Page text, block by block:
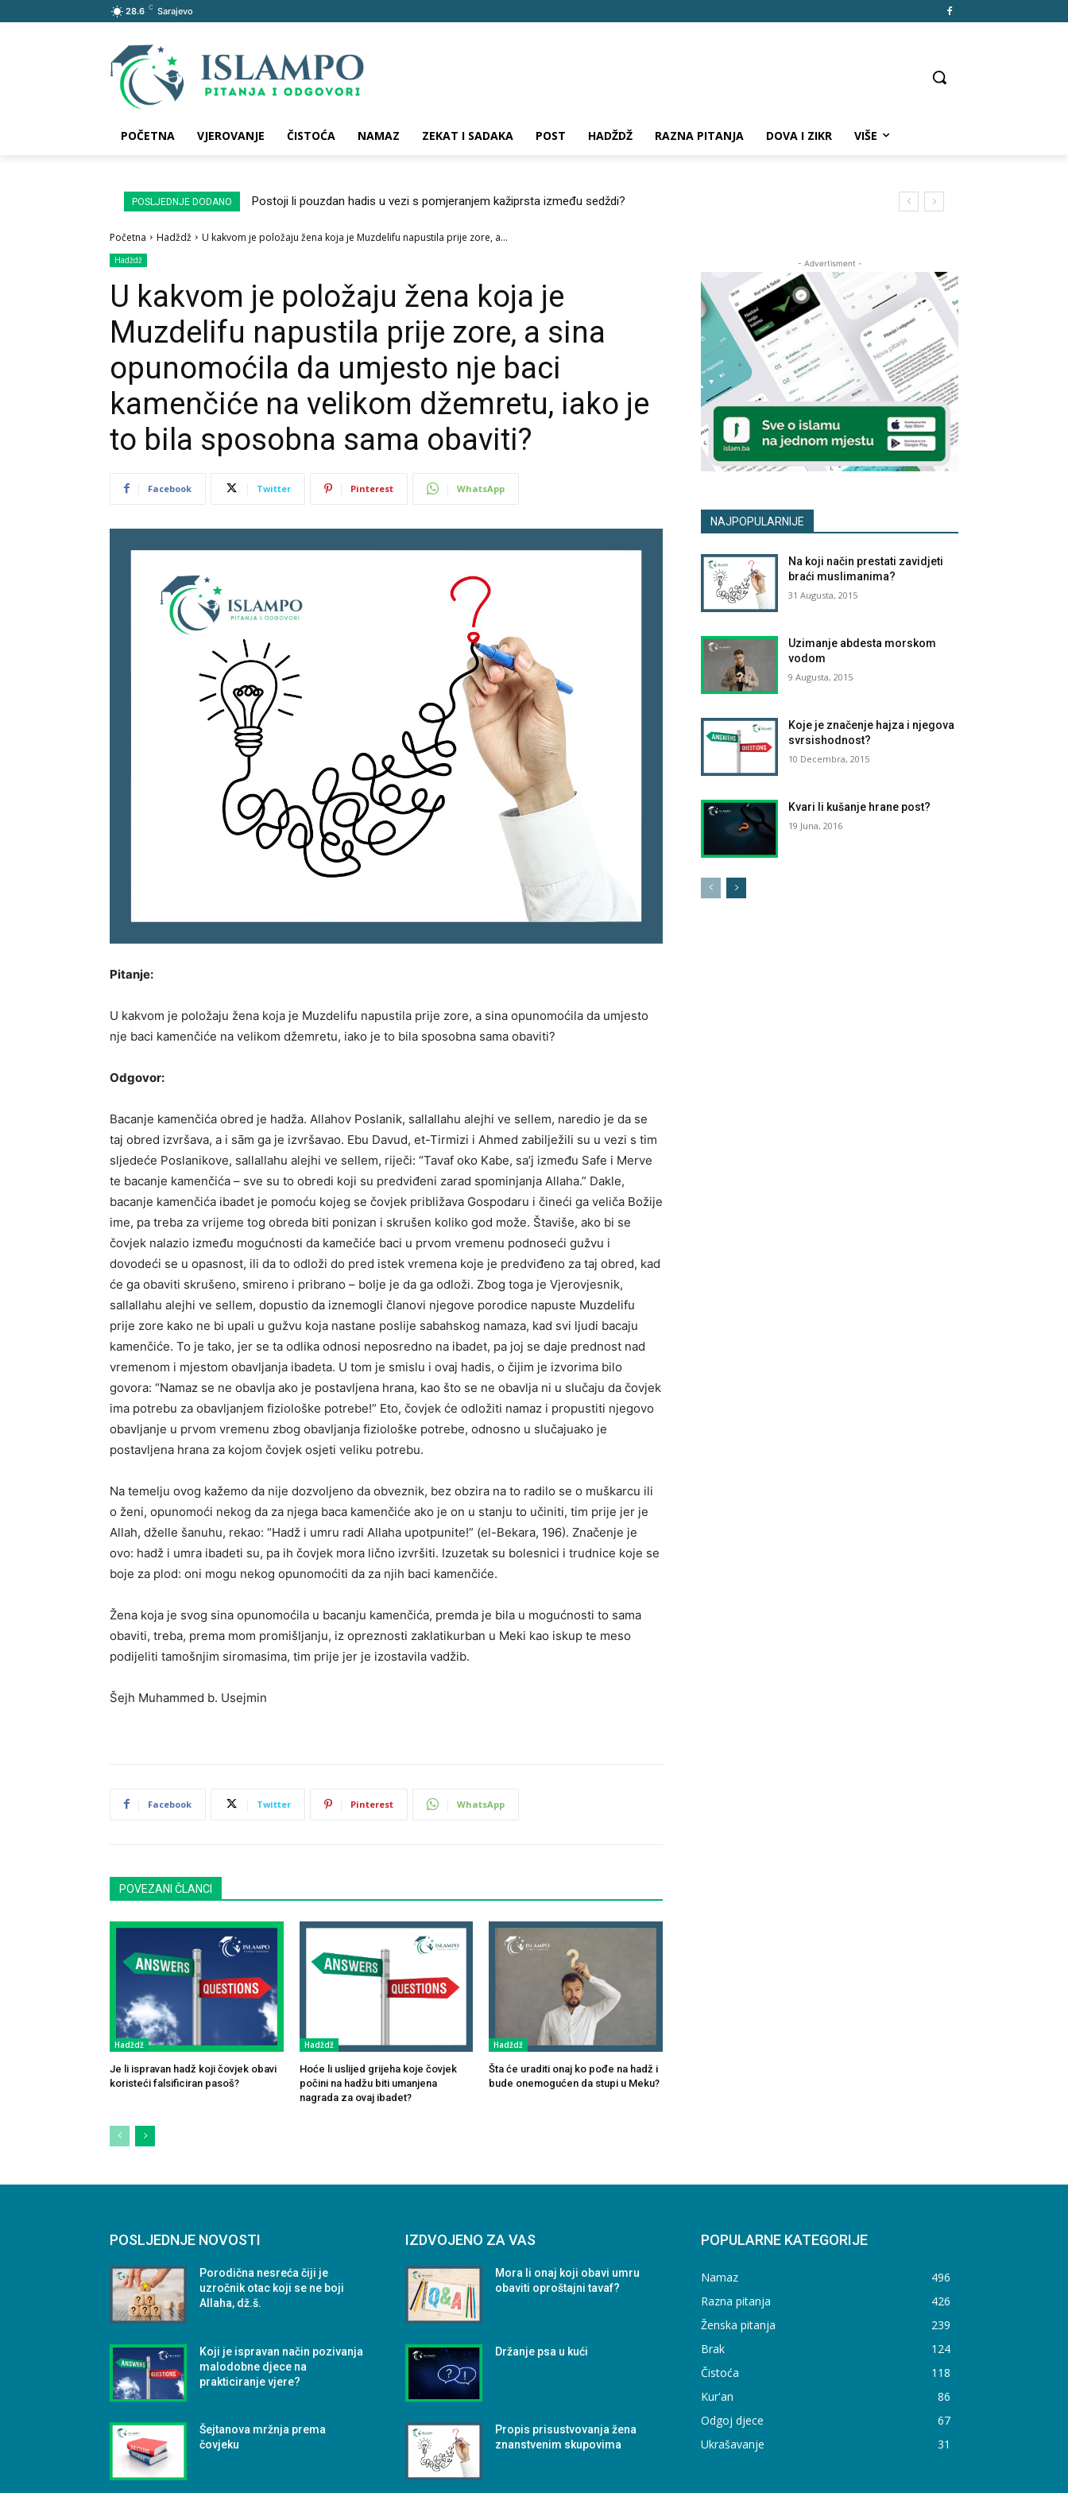
28.6 C Sarajevo
POČETNA VJEROVANJE ČISTOĆA NAMAZ ZEKAT I SADAKA POST HADŽDŽ RAZNA PITANJA DOVA I ZIKR VIŠE
POSLJEDNJE DODANO Postoji li pouzdan hadis u vezi s pomjeranjem kažiprsta između sedždi?
Početna Hadždž U kakvom je položaju žena koja je Muzdelifu napustila prije zore, a...
Hadždž
U kakvom je položaju žena koja je
Muzdelifu napustila prije zore, a sina
opunomoćila da umjesto nje baci
kamenčiće na velikom džemretu, iako je
to bila sposobna sama obaviti?
Facebook Twitter Pinterest WhatsApp
Pitanje:
U kakvom je položaju žena koja je Muzdelifu napustila prije zore, a sina opunomoćila da umjesto
nje baci kamenčiće na velikom džemretu, iako je to bila sposobna sama obaviti?
Odgovor:
Bacanje kamenčića obred je hadža. Allahov Poslanik, sallallahu alejhi ve sellem, naredio je da se
taj obred izvršava, a i sām ga je izvršavao. Ebu Davud, et-Tirmizi i Ahmed zabilježili su u vezi s tim
sljedeće Poslanikove, sallallahu alejhi ve sellem, riječi: “Tavaf oko Kabe, sa’j između Safe i Merve
te bacanje kamenčića – sve su to obredi koji su predviđeni zarad spominjanja Allaha.” Dakle,
bacanje kamenčića ibadet je pomoću kojeg se čovjek približava Gospodaru i čineći ga veliča Božije
ime, pa treba za vrijeme tog obreda biti ponizan i skrušen koliko god može. Štaviše, ako bi se
čovjek nalazio između mogućnosti da kamečiće baci u prvom vremenu podnoseći gužvu i
dovodeći se u opasnost, ili da to odloži do pred istek vremena koje je predviđeno za taj obred, kad
će ga obaviti skrušeno, smireno i pribrano – bolje je da ga odloži. Zbog toga je Vjerovjesnik,
sallallahu alejhi ve sellem, dopustio da iznemogli članovi njegove porodice napuste Muzdelifu
prije zore kako ne bi upali u gužvu koja nastane poslije sabahskog namaza, kad svi ljudi bacaju
kamenčiće. To je tako, jer se ta odlika odnosi neposredno na ibadet, pa joj se daje prednost nad
vremenom i mjestom obavljanja ibadeta. U tom je smislu i ovaj hadis, o čijim je izvorima bilo
govora: “Namaz se ne obavlja ako je postavljena hrana, kao što se ne obavlja ni u slučaju da čovjek
ima potrebu za obavljanjem fiziološke potrebe!” Eto, čovjek će odložiti namaz i propustiti njegovo
obavljanje u prvom vremenu zbog obavljanja fiziološke potrebe, odnosno u slučajuako je
postavljena hrana za kojom čovjek osjeti veliku potrebu.
Na temelju ovog kažemo da nije dozvoljeno da obveznik, bez obzira na to radilo se o muškarcu ili
o ženi, opunomoći nekog da za njega baca kamenčiće ako je on u stanju to učiniti, tim prije jer je
Allah, dželle šanuhu, rekao: “Hadž i umru radi Allaha upotpunite!” (el-Bekara, 196). Značenje je
ovo: hadž i umra ibadeti su, pa ih čovjek mora lično izvršiti. Izuzetak su bolesnici i trudnice koje se
boje za plod: oni mogu nekog opunomoćiti da za njih baci kamenčiće.
Žena koja je svog sina opunomoćila u bacanju kamenčića, premda je bila u mogućnosti to sama
obaviti, treba, prema mom promišljanju, iz opreznosti zaklatikurban u Meki kao iskup te meso
podijeliti tamošnjim siromasima, tim prije jer je izostavila vadžib.
Šejh Muhammed b. Usejmin
Facebook Twitter Pinterest WhatsApp
POVEZANI ČLANCI
Hadždž
Je li ispravan hadž koji čovjek obavi
koristeći falsificiran pasoš?
Hadždž
Hoće li uslijed grijeha koje čovjek
počini na hadžu biti umanjena
nagrada za ovaj ibadet?
Hadždž
Šta će uraditi onaj ko pođe na hadž i
bude onemogućen da stupi u Meku?
- Advertisment -
NAJPOPULARNIJE
Na koji način prestati zavidjeti
braći muslimanima?
31 Augusta, 2015
Uzimanje abdesta morskom
vodom
9 Augusta, 2015
Koje je značenje hajza i njegova
svrsishodnost?
10 Decembra, 2015
Kvari li kušanje hrane post?
19 Juna, 2016
POSLJEDNJE NOVOSTI
Porodična nesreća čiji je
uzročnik otac koji se ne boji
Allaha, dž.š.
Koji je ispravan način pozivanja
malodobne djece na
prakticiranje vjere?
Šejtanova mržnja prema
čovjeku
IZDVOJENO ZA VAS
Mora li onaj koji obavi umru
obaviti oproštajni tavaf?
Držanje psa u kući
Propis prisustvovanja žena
znanstvenim skupovima
POPULARNE KATEGORIJE
Namaz
496
Razna pitanja
426
Ženska pitanja
239
Brak
124
Čistoća
118
Kur'an
86
Odgoj djece
67
Ukrašavanje
31